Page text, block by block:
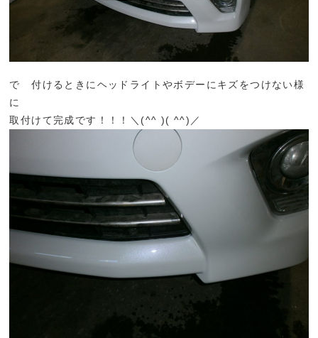
で 付けるときにヘッドライトやボデーにキズをつけない様
に
取付けて完成です！！！＼(^^ )( ^^)／